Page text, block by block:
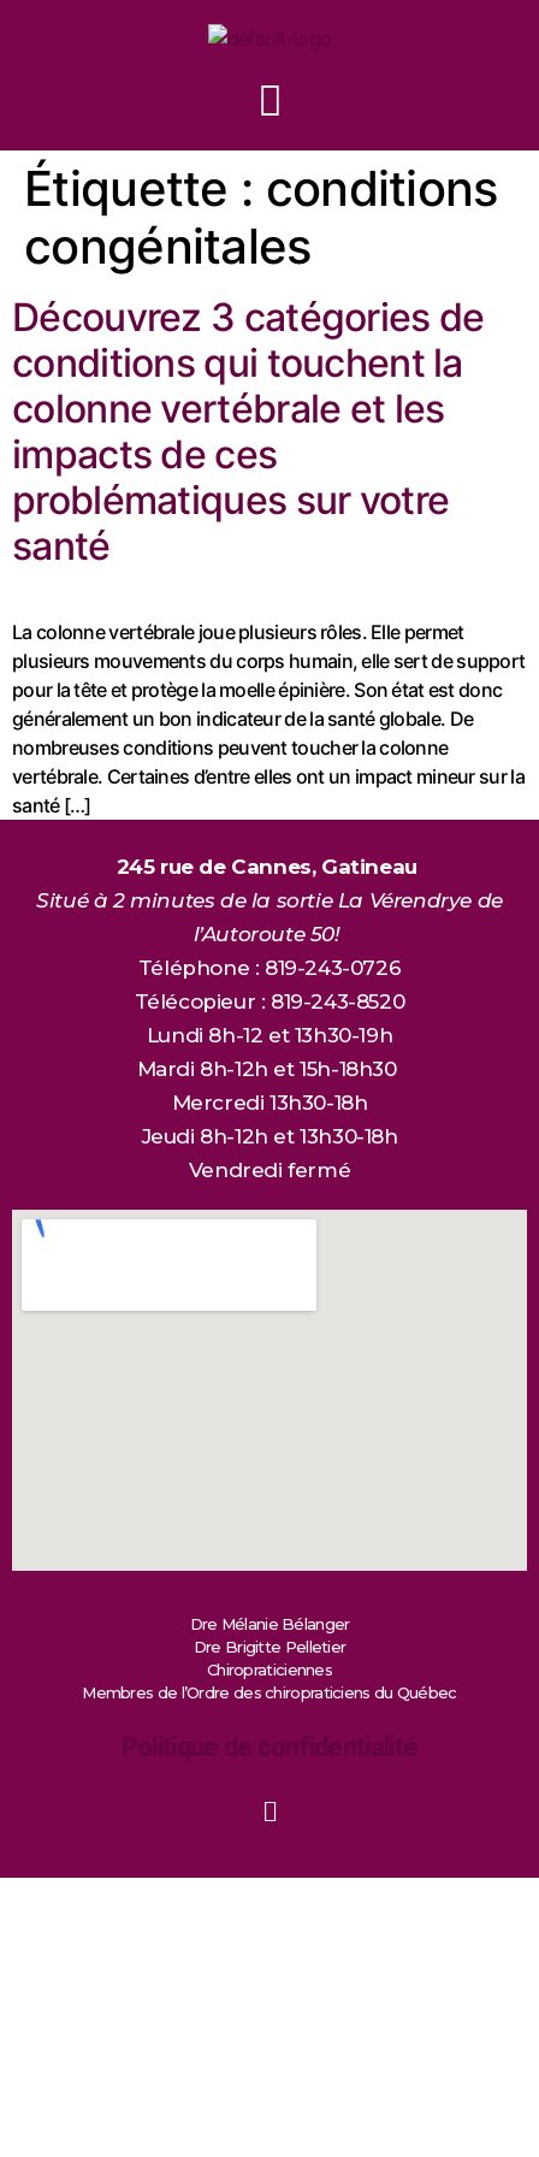
Étiquette : conditions
congénitales
Découvrez 3 catégories de
conditions qui touchent la
colonne vertébrale et les
impacts de ces
problématiques sur votre
santé
La colonne vertébrale joue plusieurs rôles. Elle permet
plusieurs mouvements du corps humain, elle sert de support
pour la tête et protège la moelle épinière. Son état est donc
généralement un bon indicateur de la santé globale. De
nombreuses conditions peuvent toucher la colonne
vertébrale. Certaines d’entre elles ont un impact mineur sur la
santé […]
245 rue de Cannes, Gatineau
Situé à 2 minutes de la sortie La Vérendrye de
l’Autoroute 50!
Téléphone : 819-243-0726
Télécopieur : 819-243-8520
Lundi 8h-12 et 13h30-19h
Mardi 8h-12h et 15h-18h30
Mercredi 13h30-18h
Jeudi 8h-12h et 13h30-18h
Vendredi fermé
Dre Mélanie Bélanger
Dre Brigitte Pelletier
Chiropraticiennes
Membres de l’Ordre des chiropraticiens du Québec
Politique de confidentialité